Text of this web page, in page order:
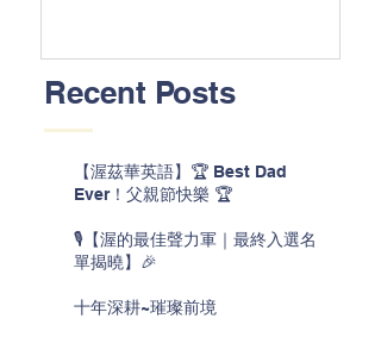
Recent Posts
【渥茲華英語】🏆 Best Dad
Ever！父親節快樂 🏆
🎙️【渥的最佳聲力軍｜最終入選名
單揭曉】🎉
十年深耕~璀璨前境